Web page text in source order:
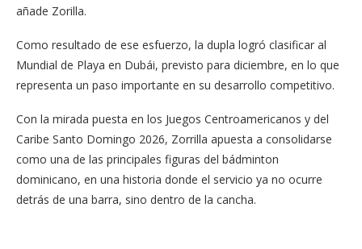
añade Zorilla.
Como resultado de ese esfuerzo, la dupla logró clasificar al
Mundial de Playa en Dubái, previsto para diciembre, en lo que
representa un paso importante en su desarrollo competitivo.
Con la mirada puesta en los Juegos Centroamericanos y del
Caribe Santo Domingo 2026, Zorrilla apuesta a consolidarse
como una de las principales figuras del bádminton
dominicano, en una historia donde el servicio ya no ocurre
detrás de una barra, sino dentro de la cancha.